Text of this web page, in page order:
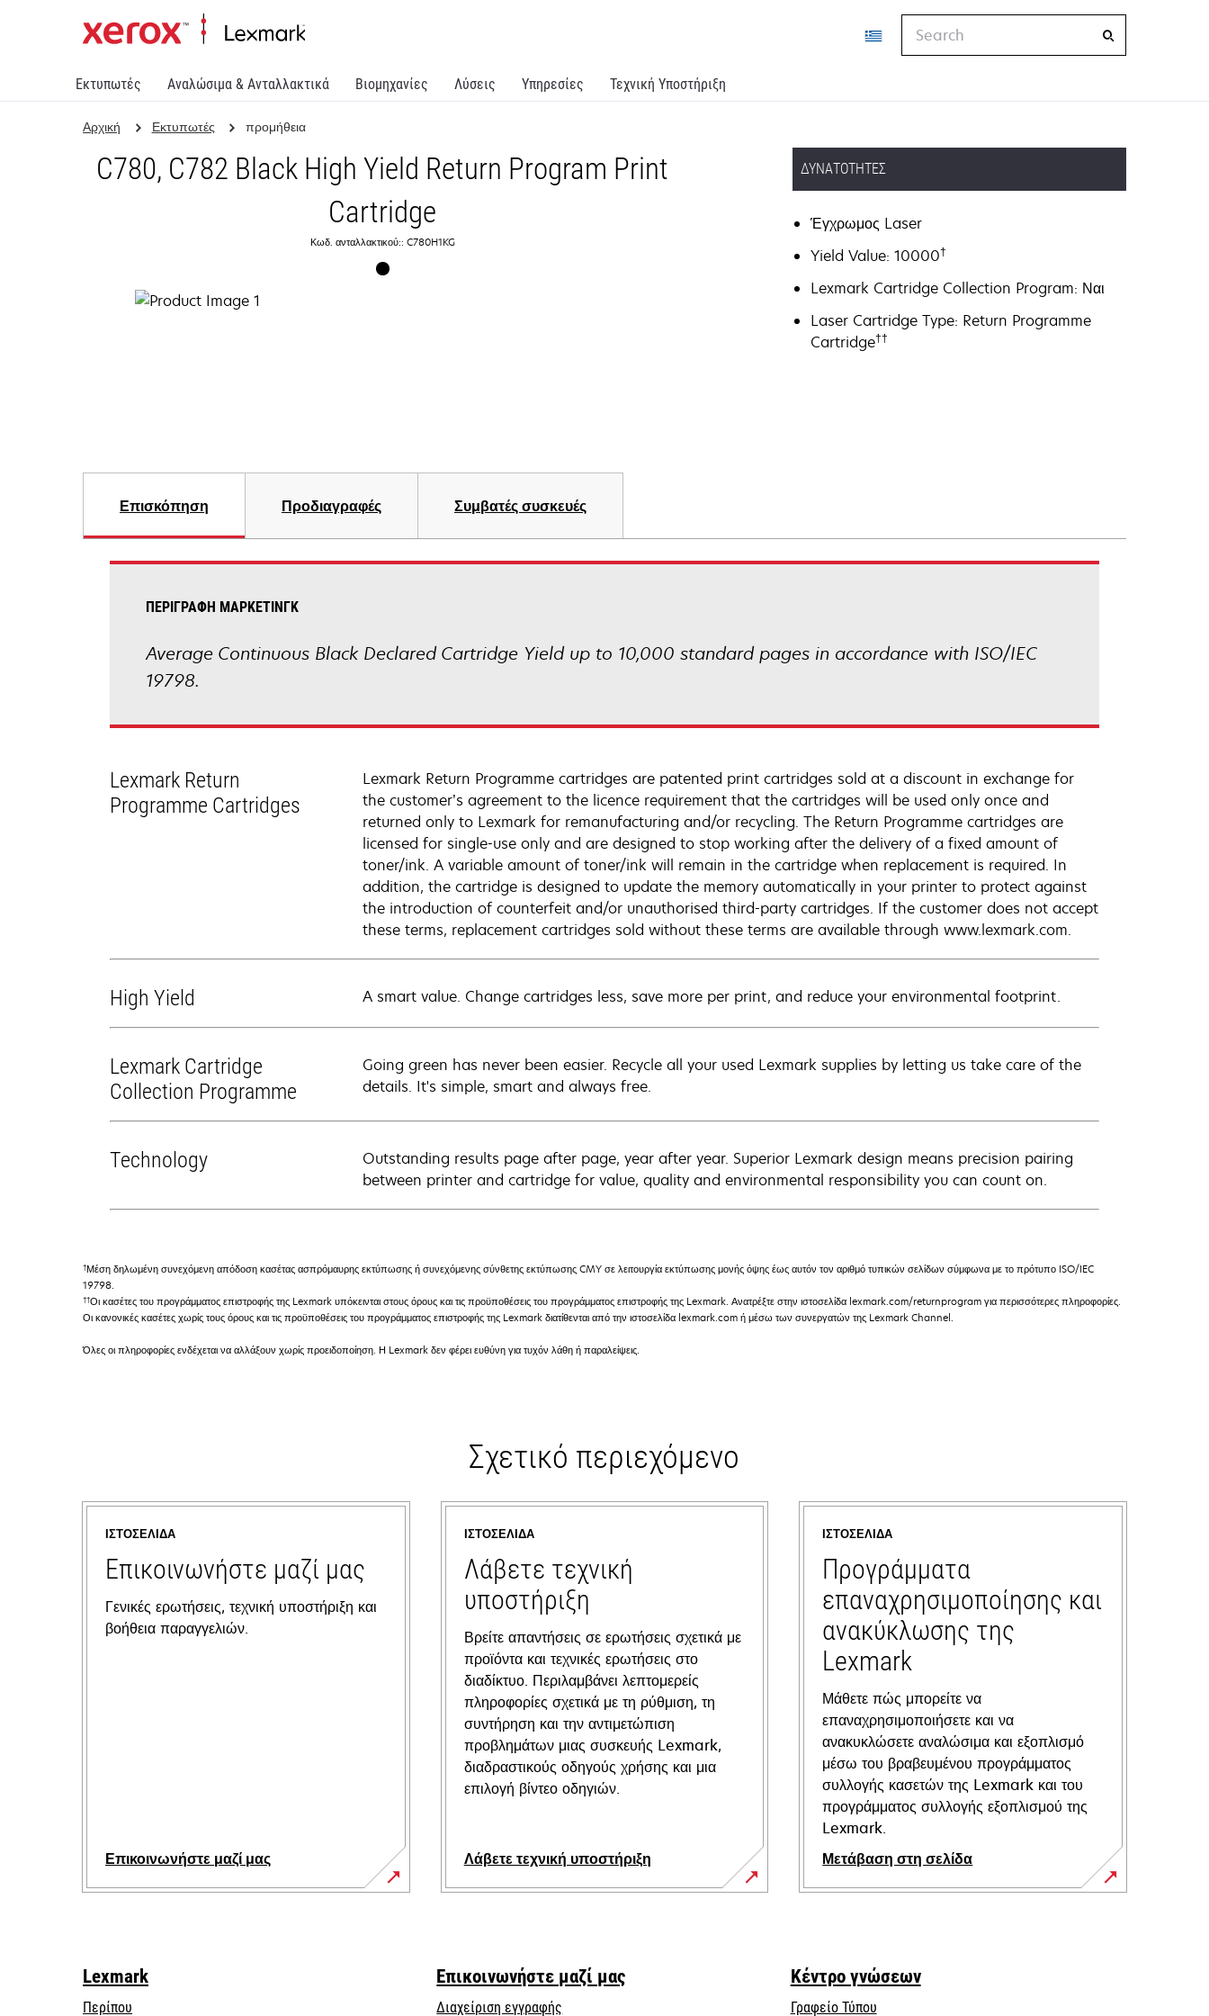
Εκτυπωτές Αναλώσιμα & Ανταλλακτικά Βιομηχανίες Λύσεις Υπηρεσίες Τεχνική Υποστήριξη
Αρχική Εκτυπωτές προμήθεια
C780, C782 Black High Yield Return Program Print
Cartridge
Κωδ. ανταλλακτικού:: C780H1KG
ΔΥΝΑΤΌΤΗΤΕΣ
Έγχρωμος Laser
Yield Value: 10000†
Lexmark Cartridge Collection Program: Ναι
Laser Cartridge Type: Return Programme
Cartridge††
Επισκόπηση Προδιαγραφές Συμβατές συσκευές
ΠΕΡΙΓΡΑΦΉ ΜΆΡΚΕΤΙΝΓΚ
Average Continuous Black Declared Cartridge Yield up to 10,000 standard pages in accordance with ISO/IEC
19798.
Lexmark Return
Programme Cartridges
Lexmark Return Programme cartridges are patented print cartridges sold at a discount in exchange for
the customer’s agreement to the licence requirement that the cartridges will be used only once and
returned only to Lexmark for remanufacturing and/or recycling. The Return Programme cartridges are
licensed for single-use only and are designed to stop working after the delivery of a fixed amount of
toner/ink. A variable amount of toner/ink will remain in the cartridge when replacement is required. In
addition, the cartridge is designed to update the memory automatically in your printer to protect against
the introduction of counterfeit and/or unauthorised third-party cartridges. If the customer does not accept
these terms, replacement cartridges sold without these terms are available through www.lexmark.com.
High Yield A smart value. Change cartridges less, save more per print, and reduce your environmental footprint.
Lexmark Cartridge
Collection Programme
Going green has never been easier. Recycle all your used Lexmark supplies by letting us take care of the
details. It's simple, smart and always free.
Technology
Outstanding results page after page, year after year. Superior Lexmark design means precision pairing
between printer and cartridge for value, quality and environmental responsibility you can count on.
†Μέση δηλωμένη συνεχόμενη απόδοση κασέτας ασπρόμαυρης εκτύπωσης ή συνεχόμενης σύνθετης εκτύπωσης CMY σε λειτουργία εκτύπωσης μονής όψης έως αυτόν τον αριθμό τυπικών σελίδων σύμφωνα με το πρότυπο ISO/IEC
19798.
††Οι κασέτες του προγράμματος επιστροφής της Lexmark υπόκεινται στους όρους και τις προϋποθέσεις του προγράμματος επιστροφής της Lexmark. Ανατρέξτε στην ιστοσελίδα lexmark.com/returnprogram για περισσότερες πληροφορίες.
Οι κανονικές κασέτες χωρίς τους όρους και τις προϋποθέσεις του προγράμματος επιστροφής της Lexmark διατίθενται από την ιστοσελίδα lexmark.com ή μέσω των συνεργατών της Lexmark Channel.
Όλες οι πληροφορίες ενδέχεται να αλλάξουν χωρίς προειδοποίηση. Η Lexmark δεν φέρει ευθύνη για τυχόν λάθη ή παραλείψεις.
Σχετικό περιεχόμενο
ΙΣΤΟΣΕΛΊΔΑ
Επικοινωνήστε μαζί μας
Γενικές ερωτήσεις, τεχνική υποστήριξη και
βοήθεια παραγγελιών.
Επικοινωνήστε μαζί μας
ΙΣΤΟΣΕΛΊΔΑ
Λάβετε τεχνική
υποστήριξη
Βρείτε απαντήσεις σε ερωτήσεις σχετικά με
προϊόντα και τεχνικές ερωτήσεις στο
διαδίκτυο. Περιλαμβάνει λεπτομερείς
πληροφορίες σχετικά με τη ρύθμιση, τη
συντήρηση και την αντιμετώπιση
προβλημάτων μιας συσκευής Lexmark,
διαδραστικούς οδηγούς χρήσης και μια
επιλογή βίντεο οδηγιών.
Λάβετε τεχνική υποστήριξη
opens
tab
ΙΣΤΟΣΕΛΊΔΑ
Προγράμματα
επαναχρησιμοποίησης και
ανακύκλωσης της
Lexmark
Μάθετε πώς μπορείτε να
επαναχρησιμοποιήσετε και να
ανακυκλώσετε αναλώσιμα και εξοπλισμό
μέσω του βραβευμένου προγράμματος
συλλογής κασετών της Lexmark και του
προγράμματος συλλογής εξοπλισμού της
Lexmark.
Μετάβαση στη σελίδα
Lexmark
Περίπου
Επικοινωνήστε μαζί μας
Διαχείριση εγγραφής
Κέντρο γνώσεων
Γραφείο Τύπου